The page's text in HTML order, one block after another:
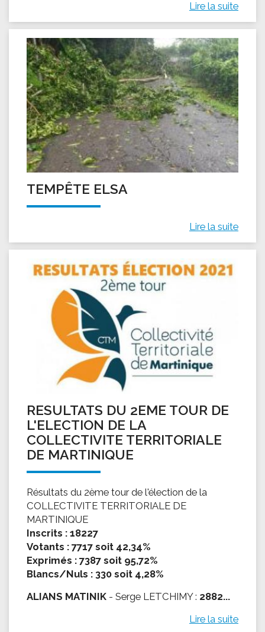
Lire la suite
TEMPÊTE ELSA
Lire la suite
RESULTATS DU 2EME TOUR DE
L'ELECTION DE LA
COLLECTIVITE TERRITORIALE
DE MARTINIQUE
Résultats du 2ème tour de l'élection de la
COLLECTIVITE TERRITORIALE DE
MARTINIQUE
Inscrits : 18227
Votants : 7717 soit 42,34%
Exprimés : 7387 soit 95,72%
Blancs/Nuls : 330 soit 4,28%
ALIANS MATINIK - Serge LETCHIMY : 2882...
Lire la suite